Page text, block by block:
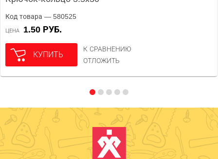
Код товара — 580525
ЦЕНА 1.50 РУБ.
КУПИТЬ
К СРАВНЕНИЮ
ОТЛОЖИТЬ